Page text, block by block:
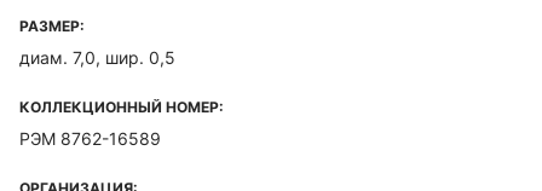
РАЗМЕР:
диам. 7,0, шир. 0,5
КОЛЛЕКЦИОННЫЙ НОМЕР:
РЭМ 8762-16589